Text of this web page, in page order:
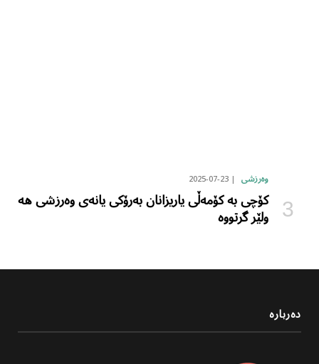
وەرزشی 2025-07-23
کۆچی بە کۆمەڵی یاریزانان بەرۆکی یانەی وەرزشی هە
ولێر گرتووە
دەربارە